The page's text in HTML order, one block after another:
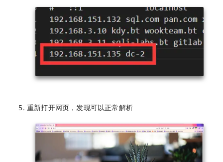
重新打开网页，发现可以正常解析